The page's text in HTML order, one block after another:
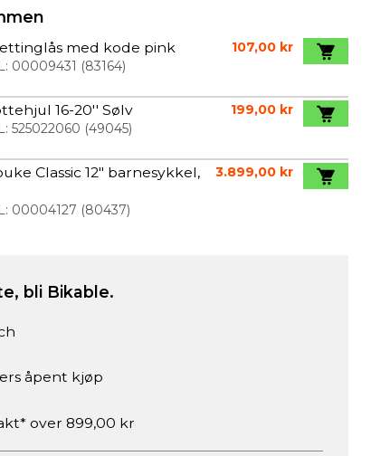
med kode pink
00009431 (83164)
107,00 kr
16-20'' Sølv
525022060 (49045)
199,00 kr
Classic 12" barnesykkel,
00004127 (80437)
3.899,00 kr
bli Bikable.
åpent kjøp
over 899,00 kr